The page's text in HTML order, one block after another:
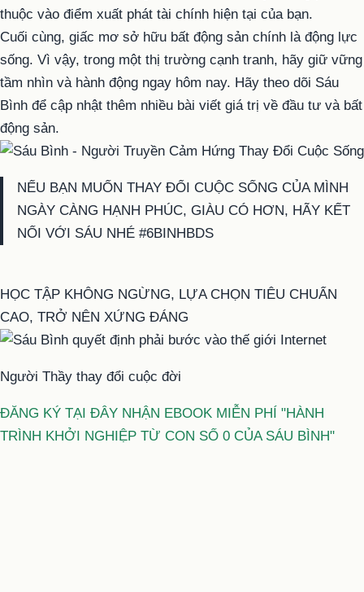
thuộc vào điểm xuất phát tài chính hiện tại của bạn.
Cuối cùng, giấc mơ sở hữu bất động sản chính là động lực
sống. Vì vậy, trong một thị trường cạnh tranh, hãy giữ vững
tầm nhìn và hành động ngay hôm nay. Hãy theo dõi Sáu
Bình để cập nhật thêm nhiều bài viết giá trị về đầu tư và bất
động sản.
NẾU BẠN MUỐN THAY ĐỔI CUỘC SỐNG CỦA MÌNH
NGÀY CÀNG HẠNH PHÚC, GIÀU CÓ HƠN, HÃY KẾT
NỐI VỚI SÁU NHÉ #6BINHBDS
HỌC TẬP KHÔNG NGỪNG, LỰA CHỌN TIÊU CHUẨN
CAO, TRỞ NÊN XỨNG ĐÁNG
Người Thầy thay đổi cuộc đời
ĐĂNG KÝ TẠI ĐÂY NHẬN EBOOK MIỄN PHÍ "HÀNH
TRÌNH KHỞI NGHIỆP TỪ CON SỐ 0 CỦA SÁU BÌNH"